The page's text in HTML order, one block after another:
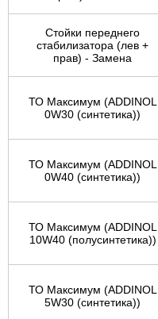
Стойки переднего
стабилизатора (лев +
прав) - Замена
ТО Максимум (ADDINOL
0W30 (синтетика))
ТО Максимум (ADDINOL
0W40 (синтетика))
ТО Максимум (ADDINOL
10W40 (полусинтетика))
ТО Максимум (ADDINOL
5W30 (синтетика))